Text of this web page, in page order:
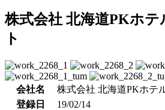
株式会社 北海道PKホ
ト
会社名
株式会社 北海道PKホテ
登録日
19/02/14